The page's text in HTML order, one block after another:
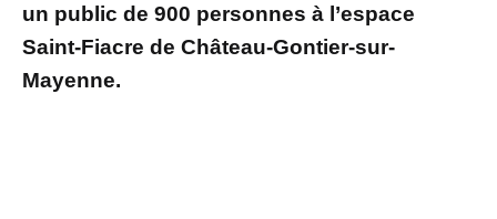
un public de 900 personnes à l’espace
Saint-Fiacre de Château-Gontier-sur-
Mayenne.